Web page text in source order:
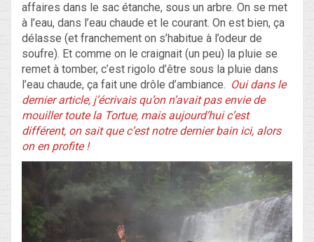
affaires dans le sac étanche, sous un arbre. On se met
à l’eau, dans l’eau chaude et le courant. On est bien, ça
délasse (et franchement on s’habitue à l’odeur de
soufre). Et comme on le craignait (un peu) la pluie se
remet à tomber, c’est rigolo d’être sous la pluie dans
l’eau chaude, ça fait une drôle d’ambiance. Oui dans le
dernier article, j’écrivais qu’on n’avait pas envie de
mouiller toute la Tortue, mais aujourd’hui c’est
différent, on sait que c’est notre dernier bain ici, alors
on en profite !